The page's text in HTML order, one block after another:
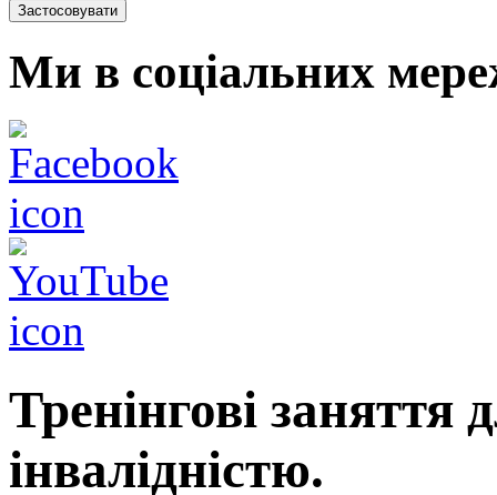
Ми в соціальних
Тренінгові заняття
інвалідністю.